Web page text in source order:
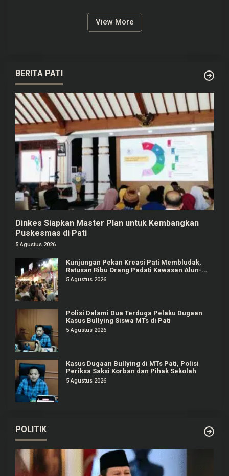
View More
BERITA PATI
Dinkes Siapkan Master Plan untuk Kembangkan
Puskesmas di Pati
5 Agustus 2026
Kunjungan Pekan Kreasi Pati Membludak,
Ratusan Ribu Orang Padati Kawasan Alun-
alun Pati
5 Agustus 2026
Polisi Dalami Dua Terduga Pelaku Dugaan
Kasus Bullying Siswa MTs di Pati
5 Agustus 2026
Kasus Dugaan Bullying di MTs Pati, Polisi
Periksa Saksi Korban dan Pihak Sekolah
5 Agustus 2026
POLITIK